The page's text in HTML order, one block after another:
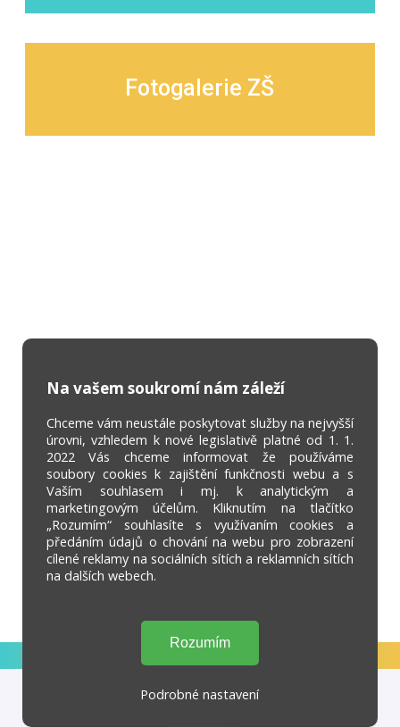
Fotogalerie ZŠ
Na vašem soukromí nám záleží
Chceme vám neustále poskytovat služby na nejvyšší
úrovni, vzhledem k nové legislativě platné od 1. 1.
2022 Vás chceme informovat že používáme
soubory cookies k zajištění funkčnosti webu a s
Vaším souhlasem i mj. k analytickým a
marketingovým účelům. Kliknutím na tlačítko
„Rozumím“ souhlasíte s využívaním cookies a
předáním údajů o chování na webu pro zobrazení
cílené reklamy na sociálních sítích a reklamních sítích
na dalších webech.
Podrobné nastavení